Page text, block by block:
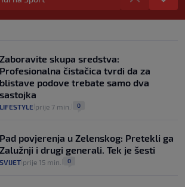
pacijenata izvan mjesta prebivališta?
1
Plenković na 15 dana ukine mjere: "Ne bi
se dogodilo ništa. Vlada se zaljubila u te
intervencije"
30. srp. 25
Zaboravite skupa sredstva:
Profesionalna čistačica tvrdi da za
blistave podove trebate samo dva
sastojka
LIFESTYLE prije 7 min. 0
Pad povjerenja u Zelenskog: Pretekli ga
Zalužnji i drugi generali. Tek je šesti
SVIJET prije 15 min. 0